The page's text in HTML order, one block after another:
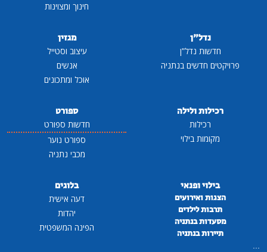
חינוך ומצוינות
נדל"ן
חדשות נדל"ן
פרויקטים חדשים בנתניה
מגזין
עיצוב וסטייל
אנשים
אוכל ומתכונים
רכילות ולילה
רכילות
מקומות בילוי
ספורט
חדשות ספורט
ספורט נוער
מכבי נתניה
בילוי ופנאי
הצגות ואירועים
תרבות לילדים
מסעדות בנתניה
תיירות בנתניה
...
בלוגים
דעה אישית
יהדות
הפינה המשפטית